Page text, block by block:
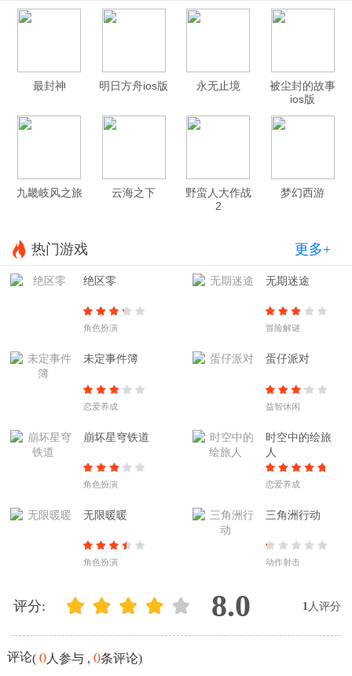
最封神 明日方舟ios版 永无止境
被尘封的故事
ios版
九畿岐风之旅 云海之下
野蛮人大作战
2
梦幻西游
热门游戏 更多+
绝区零
角色扮演
无期迷途
冒险解谜
未定事件簿
恋爱养成
蛋仔派对
益智休闲
崩坏星穹铁道
角色扮演
时空中的绘旅
人
恋爱养成
无限暖暖
角色扮演
三角洲行动
动作射击
评分: 8.0 1人评分
评论( 0人参与 , 0条评论)